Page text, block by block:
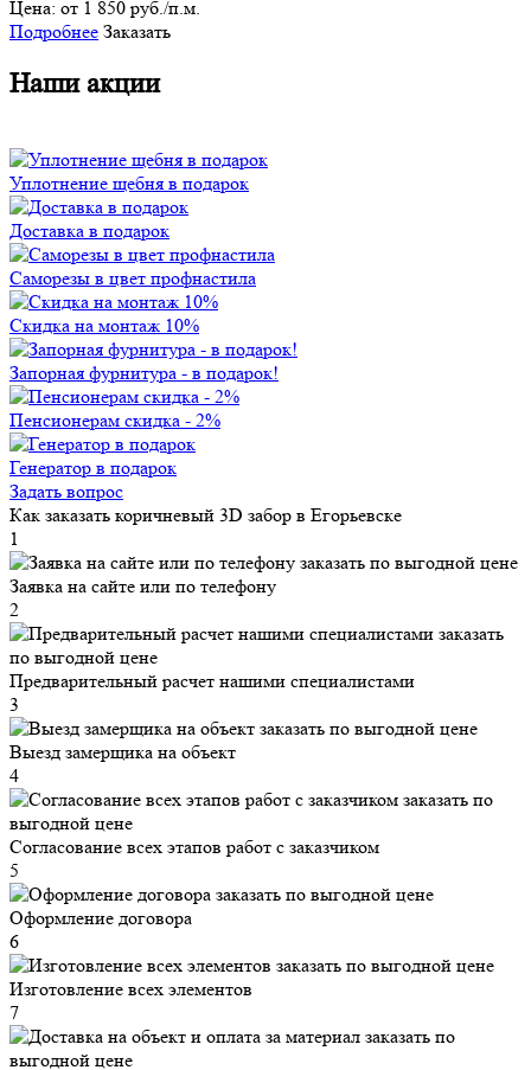
Цена: от 1 850 руб./п.м.
Подробнее Заказать
Наши акции
Уплотнение щебня в подарок
Доставка в подарок
Саморезы в цвет профнастила
Скидка на монтаж 10%
Запорная фурнитура - в подарок!
Пенсионерам скидка - 2%
Генератор в подарок
Задать вопрос
Как заказать коричневый 3D забор в Егорьевске
1
Заявка на сайте или по телефону
2
Предварительный расчет нашими специалистами
3
Выезд замерщика на объект
4
Согласование всех этапов работ с заказчиком
5
Оформление договора
6
Изготовление всех элементов
7